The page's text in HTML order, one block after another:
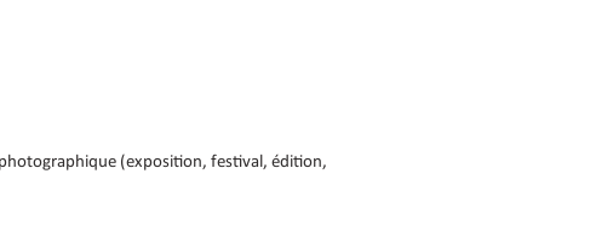
(exposition, festival, édition,